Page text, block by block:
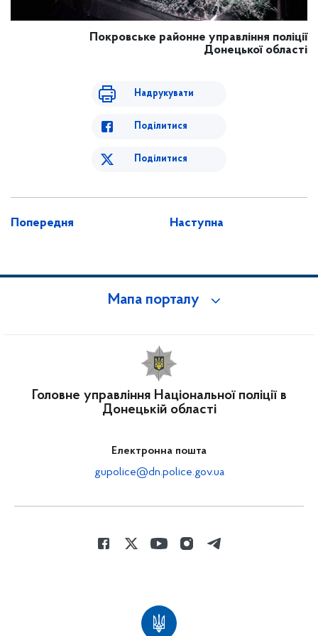
Покровське районне управління поліції
Донецької області
Надрукувати
Поділитися
Поділитися
Попередня Наступна
Мапа порталу
Головне управління Національної поліції в
Донецькій області
Електронна пошта
gupolice@dn.police.gov.ua